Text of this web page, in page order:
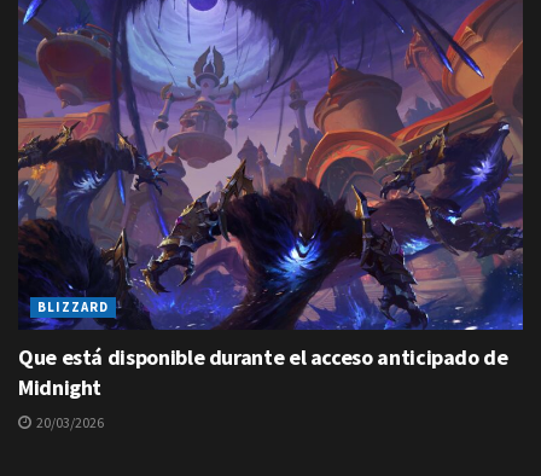
BLIZZARD
Que está disponible durante el acceso anticipado de
Midnight
20/03/2026